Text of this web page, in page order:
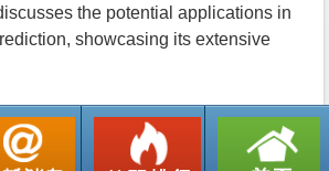
the potential applications in
showcasing its extensive
返回列表